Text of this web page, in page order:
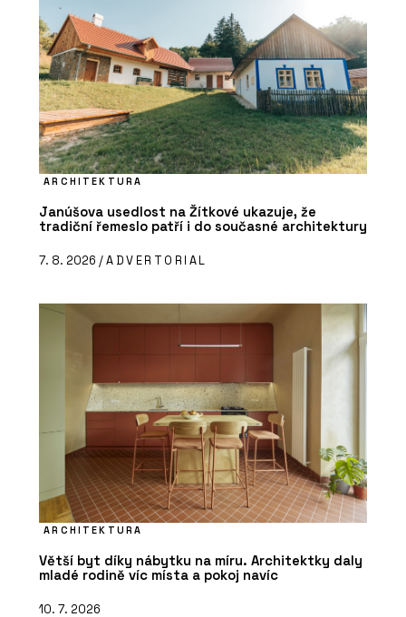
ARCHITEKTURA
Janúšova usedlost na Žítkové ukazuje, že
tradiční řemeslo patří i do současné architektury
7. 8. 2026 /ADVERTORIAL
ARCHITEKTURA
Větší byt díky nábytku na míru. Architektky daly
mladé rodině víc místa a pokoj navíc
10. 7. 2026